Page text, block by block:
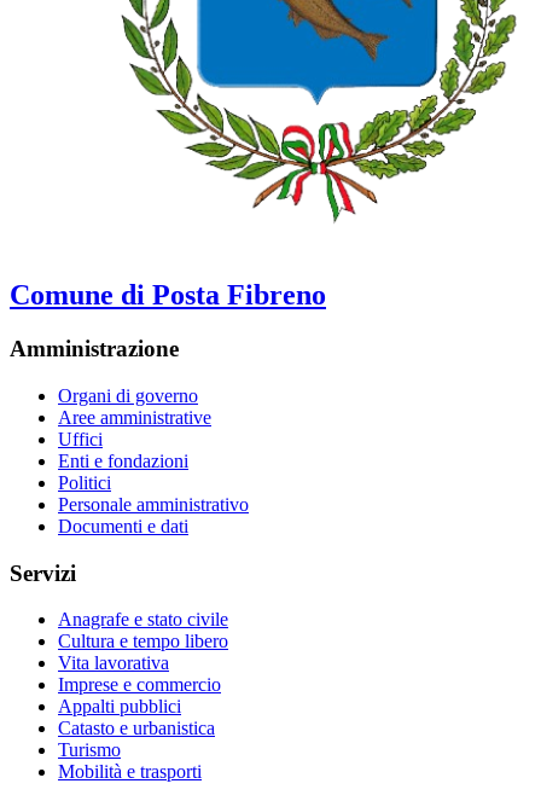
Comune di Posta Fibreno
Amministrazione
Organi di governo
Aree amministrative
Uffici
Enti e fondazioni
Politici
Personale amministrativo
Documenti e dati
Servizi
Anagrafe e stato civile
Cultura e tempo libero
Vita lavorativa
Imprese e commercio
Appalti pubblici
Catasto e urbanistica
Turismo
Mobilità e trasporti